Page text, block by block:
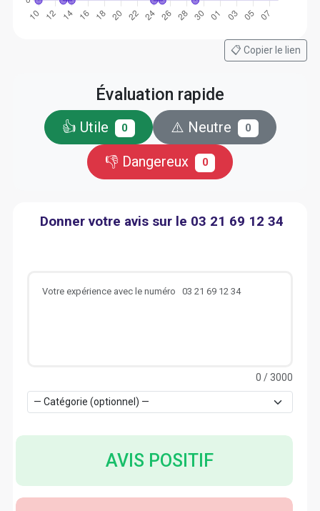
📋 Copier le lien
Évaluation rapide
👍 Utile 0 ⚠️ Neutre 0
👎 Dangereux 0
Donner votre avis sur le 03 21 69 12 34
0 / 3000
AVIS POSITIF